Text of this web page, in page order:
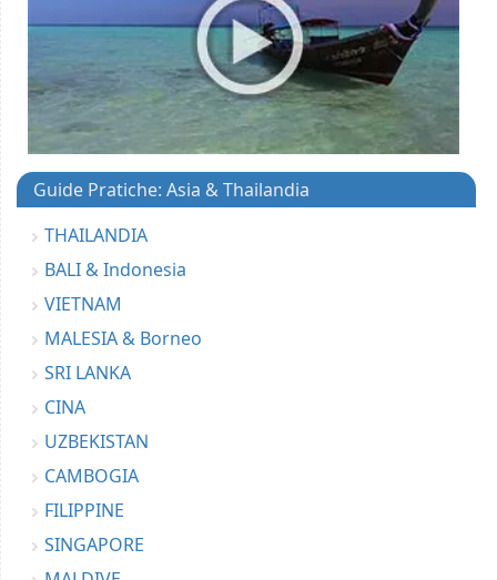
Guide Pratiche: Asia & Thailandia
THAILANDIA
BALI & Indonesia
VIETNAM
MALESIA & Borneo
SRI LANKA
CINA
UZBEKISTAN
CAMBOGIA
FILIPPINE
SINGAPORE